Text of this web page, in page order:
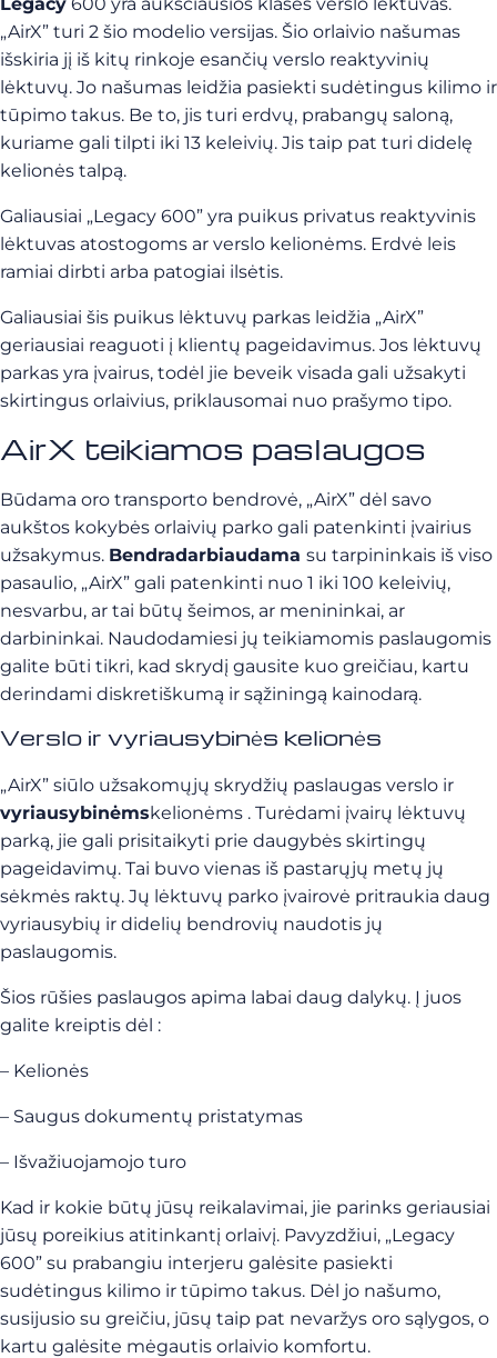
„AirX” turi 2 šio modelio versijas. Šio orlaivio našumas
išskiria jį iš kitų rinkoje esančių verslo reaktyvinių
lėktuvų. Jo našumas leidžia pasiekti sudėtingus kilimo ir
tūpimo takus. Be to, jis turi erdvų, prabangų saloną,
kuriame gali tilpti iki 13 keleivių. Jis taip pat turi didelę
kelionės talpą.
Galiausiai „Legacy 600” yra puikus privatus reaktyvinis
lėktuvas atostogoms ar verslo kelionėms. Erdvė leis
ramiai dirbti arba patogiai ilsėtis.
Galiausiai šis puikus lėktuvų parkas leidžia „AirX”
geriausiai reaguoti į klientų pageidavimus. Jos lėktuvų
parkas yra įvairus, todėl jie beveik visada gali užsakyti
skirtingus orlaivius, priklausomai nuo prašymo tipo.
AirX teikiamos paslaugos
Būdama oro transporto bendrovė, „AirX” dėl savo
aukštos kokybės orlaivių parko gali patenkinti įvairius
užsakymus. Bendradarbiaudama su tarpininkais iš viso
pasaulio, „AirX” gali patenkinti nuo 1 iki 100 keleivių,
nesvarbu, ar tai būtų šeimos, ar menininkai, ar
darbininkai. Naudodamiesi jų teikiamomis paslaugomis
galite būti tikri, kad skrydį gausite kuo greičiau, kartu
derindami diskretiškumą ir sąžiningą kainodarą.
Verslo ir vyriausybinės kelionės
„AirX” siūlo užsakomųjų skrydžių paslaugas verslo ir
vyriausybinėmskelionėms . Turėdami įvairų lėktuvų
parką, jie gali prisitaikyti prie daugybės skirtingų
pageidavimų. Tai buvo vienas iš pastarųjų metų jų
sėkmės raktų. Jų lėktuvų parko įvairovė pritraukia daug
vyriausybių ir didelių bendrovių naudotis jų
paslaugomis.
Šios rūšies paslaugos apima labai daug dalykų. Į juos
galite kreiptis dėl :
– Kelionės
– Saugus dokumentų pristatymas
– Išvažiuojamojo turo
Kad ir kokie būtų jūsų reikalavimai, jie parinks geriausiai
jūsų poreikius atitinkantį orlaivį. Pavyzdžiui, „Legacy
600” su prabangiu interjeru galėsite pasiekti
sudėtingus kilimo ir tūpimo takus. Dėl jo našumo,
susijusio su greičiu, jūsų taip pat nevaržys oro sąlygos, o
kartu galėsite mėgautis orlaivio komfortu.